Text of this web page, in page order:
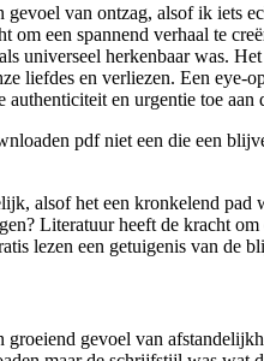
van ontzag, alsof ik iets
om een spannend verhaal te
universeel herkenbaar was.
liefdes en verliezen. Een
en urgentie toe
pdf niet een die een
alsof het een kronkelend
Literatuur heeft de kracht
lezen een getuigenis van de
gevoel van